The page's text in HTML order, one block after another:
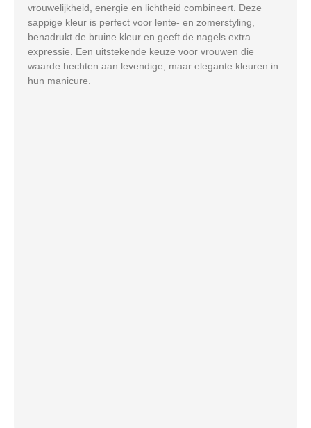
vrouwelijkheid, energie en lichtheid combineert. Deze
sappige kleur is perfect voor lente- en zomerstyling,
benadrukt de bruine kleur en geeft de nagels extra
expressie. Een uitstekende keuze voor vrouwen die
waarde hechten aan levendige, maar elegante kleuren in
hun manicure.